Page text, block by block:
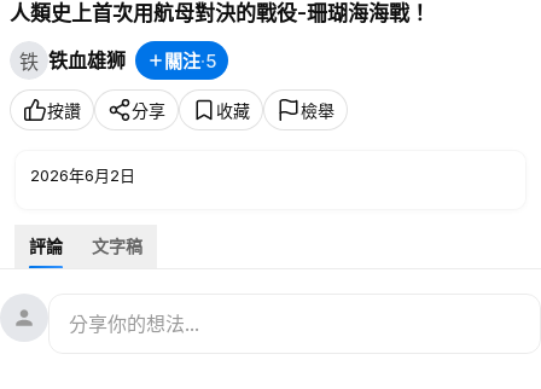
人類史上首次用航母對決的戰役-珊瑚海海戰！
铁 铁血雄狮 關注·5
按讚 分享 收藏 檢舉
2026年6月2日
評論 文字稿